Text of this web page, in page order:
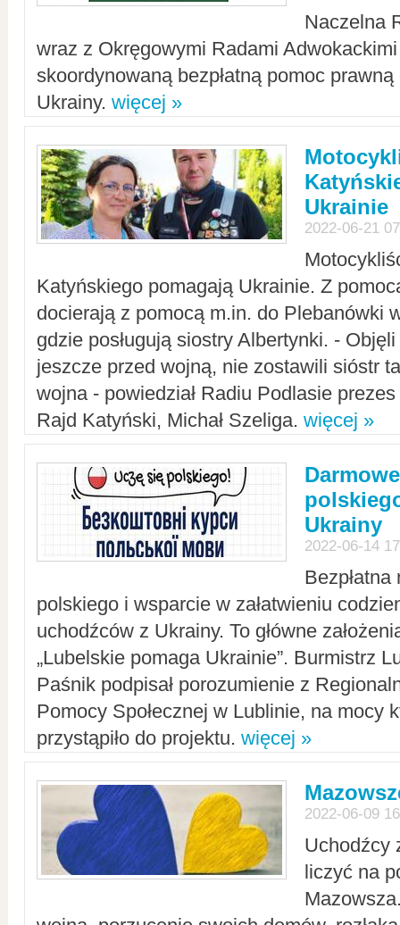
Naczelna
wraz z Okręgowymi Radami Adwokackimi
skoordynowaną bezpłatną pomoc
Ukrainy. więcej »
Ukrainie
2022-06-21
Katyńskiego pomagają Ukrainie. Z
docierają z pomocą m.in. do Plebanówki
gdzie posługują siostry Albertynki. -
jeszcze przed wojną, nie zostawili sióstr
wojna - powiedział Radiu Podlasie
Rajd Katyński, Michał Szeliga. więcej »
Ukrainy
2022-06-14
polskiego i wsparcie w załatwieniu
uchodźców z Ukrainy. To główne
„Lubelskie pomaga Ukrainie”. Burmistrz
Paśnik podpisał porozumienie z
Pomocy Społecznej w Lublinie, na mocy
przystąpiło do projektu. więcej »
2022-06-09
Uchodźcy
liczyć na